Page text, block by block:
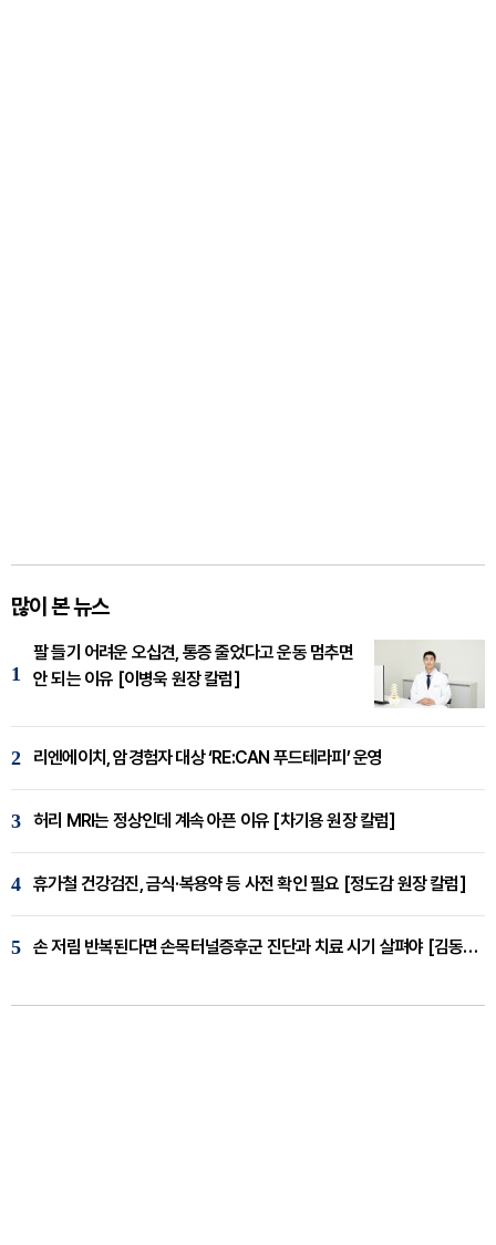
많이 본 뉴스
1
팔 들기 어려운 오십견, 통증 줄었다고 운동 멈추면
안 되는 이유 [이병욱 원장 칼럼]
2 리엔에이치, 암경험자 대상 ‘RE:CAN 푸드테라피’ 운영
3 허리 MRI는 정상인데 계속 아픈 이유 [차기용 원장 칼럼]
4 휴가철 건강검진, 금식·복용약 등 사전 확인 필요 [정도감 원장 칼럼]
5 손 저림 반복된다면 손목터널증후군 진단과 치료 시기 살펴야 [김동현 원장 칼럼]